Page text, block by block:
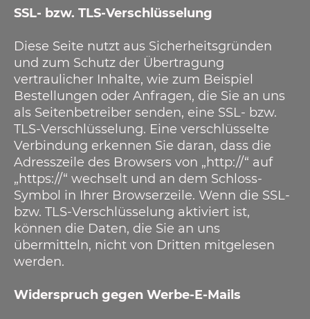
SSL- bzw. TLS-Verschlüsselung
Diese Seite nutzt aus Sicherheitsgründen
und zum Schutz der Übertragung
vertraulicher Inhalte, wie zum Beispiel
Bestellungen oder Anfragen, die Sie an uns
als Seitenbetreiber senden, eine SSL- bzw.
TLS-Verschlüsselung. Eine verschlüsselte
Verbindung erkennen Sie daran, dass die
Adresszeile des Browsers von „http://“ auf
„https://“ wechselt und an dem Schloss-
Symbol in Ihrer Browserzeile. Wenn die SSL-
bzw. TLS-Verschlüsselung aktiviert ist,
können die Daten, die Sie an uns
übermitteln, nicht von Dritten mitgelesen
werden.
Widerspruch gegen Werbe-E-Mails